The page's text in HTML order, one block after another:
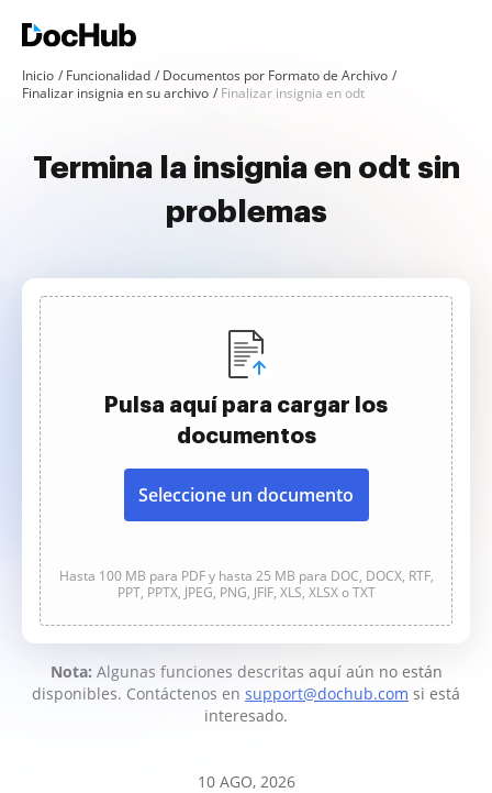
Inicio Funcionalidad
Documentos por Formato de Archivo
Finalizar insignia en su archivo
Finalizar insignia en odt
Termina la insignia en odt sin
problemas
Pulsa aquí para cargar los
documentos
Seleccione un documento
Hasta 100 MB para PDF y hasta 25 MB para DOC, DOCX, RTF,
PPT, PPTX, JPEG, PNG, JFIF, XLS, XLSX o TXT
Nota: Algunas funciones descritas aquí aún no están
disponibles. Contáctenos en support@dochub.com si está
interesado.
10 AGO, 2026